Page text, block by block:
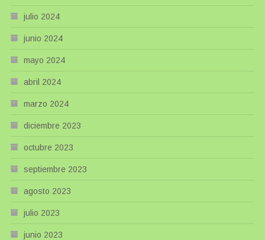
julio 2024
junio 2024
mayo 2024
abril 2024
marzo 2024
diciembre 2023
octubre 2023
septiembre 2023
agosto 2023
julio 2023
junio 2023